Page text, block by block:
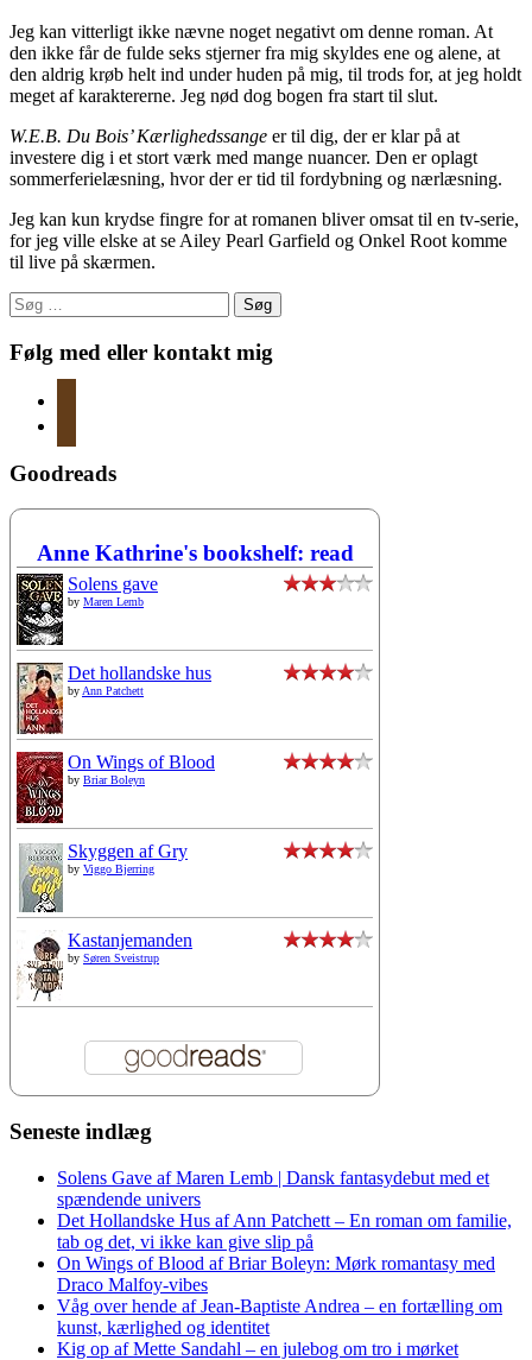
Jeg kan vitterligt ikke nævne noget negativt om denne roman. At
den ikke får de fulde seks stjerner fra mig skyldes ene og alene, at
den aldrig krøb helt ind under huden på mig, til trods for, at jeg holdt
meget af karaktererne. Jeg nød dog bogen fra start til slut.
W.E.B. Du Bois’ Kærlighedssange er til dig, der er klar på at
investere dig i et stort værk med mange nuancer. Den er oplagt
sommerferielæsning, hvor der er tid til fordybning og nærlæsning.
Jeg kan kun krydse fingre for at romanen bliver omsat til en tv-serie,
for jeg ville elske at se Ailey Pearl Garfield og Onkel Root komme
til live på skærmen.
Søg
efter:
Følg med eller kontakt mig
Goodreads
Anne Kathrine's bookshelf: read
Solens gave
by Maren Lemb
Det hollandske hus
byAnn Patchett
On Wings of Blood
by Briar Boleyn
Skyggen af Gry
by Viggo Bjerring
Kastanjemanden
by Søren Sveistrup
Seneste indlæg
Solens Gave af Maren Lemb | Dansk fantasydebut med et
spændende univers
Det Hollandske Hus af Ann Patchett – En roman om familie,
tab og det, vi ikke kan give slip på
On Wings of Blood af Briar Boleyn: Mørk romantasy med
Draco Malfoy-vibes
Våg over hende af Jean-Baptiste Andrea – en fortælling om
kunst, kærlighed og identitet
Kig op af Mette Sandahl – en julebog om tro i mørket